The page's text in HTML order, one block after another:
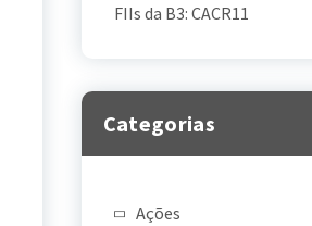
FIIs da B3: CACR11
Categorias
Ações